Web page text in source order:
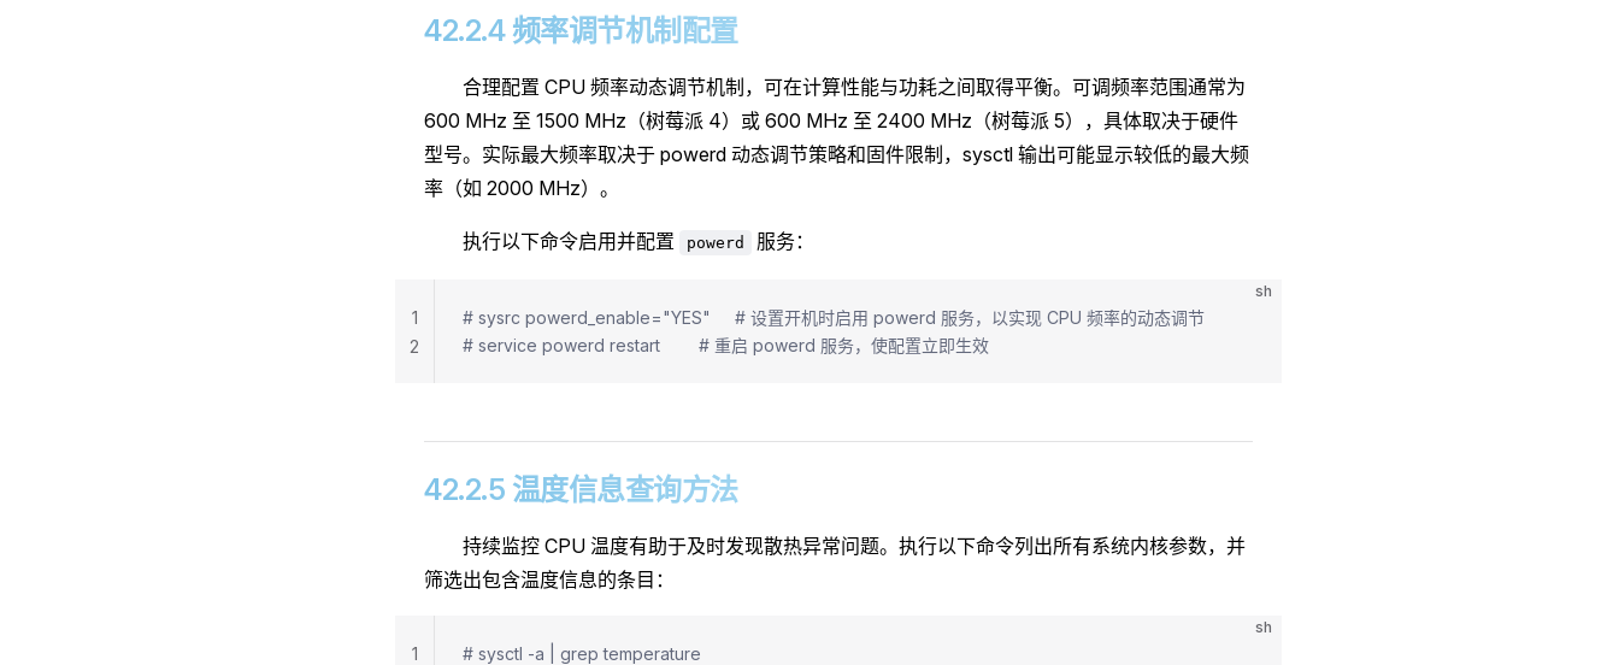
42.2.4 频率调节机制配置
合理配置 CPU 频率动态调节机制，可在计算性能与功耗之间取得平衡。可调频率范围通常为
600 MHz 至 1500 MHz（树莓派 4）或 600 MHz 至 2400 MHz（树莓派 5），具体取决于硬件
型号。实际最大频率取决于 powerd 动态调节策略和固件限制，sysctl 输出可能显示较低的最大频
率（如 2000 MHz）。
执行以下命令启用并配置 powerd 服务：
sh
# sysrc powerd_enable="YES"     # 设置开机时启用 powerd 服务，以实现 CPU 频率的动态调节
# service powerd restart        # 重启 powerd 服务，使配置立即生效
1
2
42.2.5 温度信息查询方法
持续监控 CPU 温度有助于及时发现散热异常问题。执行以下命令列出所有系统内核参数，并
筛选出包含温度信息的条目：
sh
# sysctl -a | grep temperature
1